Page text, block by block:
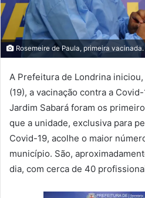
Rosemeire de Paula, primeira
A Prefeitura de Londrina
(19), a vacinação contra a
Jardim Sabará foram os
que a unidade, exclusiva para
Covid-19, acolhe o maior
município. São,
dia, com cerca de 40